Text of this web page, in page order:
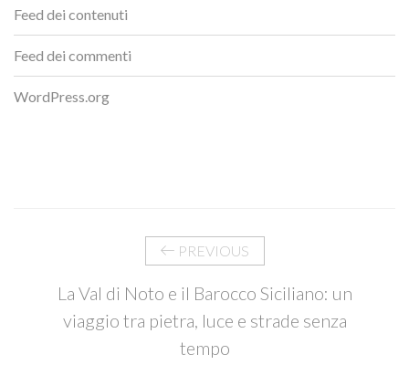
Feed dei contenuti
Feed dei commenti
WordPress.org
PREVIOUS
La Val di Noto e il Barocco Siciliano: un
viaggio tra pietra, luce e strade senza
tempo